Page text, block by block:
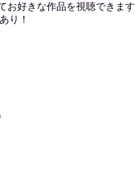
お好きな作品を視聴できます
り！